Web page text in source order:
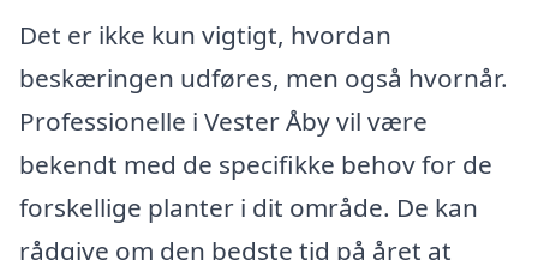
Det er ikke kun vigtigt, hvordan
beskæringen udføres, men også hvornår.
Professionelle i Vester Åby vil være
bekendt med de specifikke behov for de
forskellige planter i dit område. De kan
rådgive om den bedste tid på året at